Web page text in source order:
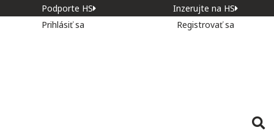
Podporte HS
Inzerujte na HS
Prihlásiť sa
Registrovať sa